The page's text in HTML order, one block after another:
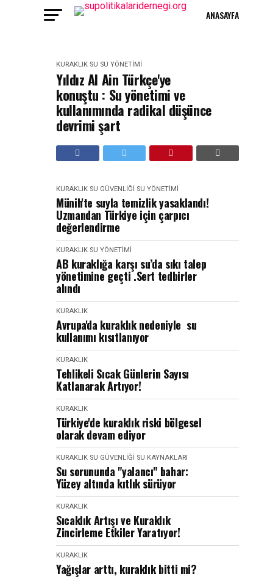
ANASAYFA
KURAKLIK SU SU YÖNETIMI
Yıldız Al Ain Türkçe'ye
konuştu : Su yönetimi ve
kullanımında radikal düşünce
devrimi şart
KURAKLIK SU GÜVENLIĞI SU YÖNETIMI
Münih'te suyla temizlik yasaklandı!
Uzmandan Türkiye için çarpıcı
değerlendirme
KURAKLIK SU YÖNETIMI
AB kuraklığa karşı su’da sıkı talep
yönetimine geçti .Sert tedbirler
alındı
KURAKLIK
Avrupa'da kuraklık nedeniyle su
kullanımı kısıtlanıyor
KURAKLIK
Tehlikeli Sıcak Günlerin Sayısı
Katlanarak Artıyor!
KURAKLIK
Türkiye'de kuraklık riski bölgesel
olarak devam ediyor
KURAKLIK SU GÜVENLIĞI SU KAYNAKLARI
Su sorununda "yalancı" bahar:
Yüzey altında kıtlık sürüyor
KURAKLIK
Sıcaklık Artışı ve Kuraklık
Zincirleme Etkiler Yaratıyor!
KURAKLIK
Yağışlar arttı, kuraklık bitti mi?